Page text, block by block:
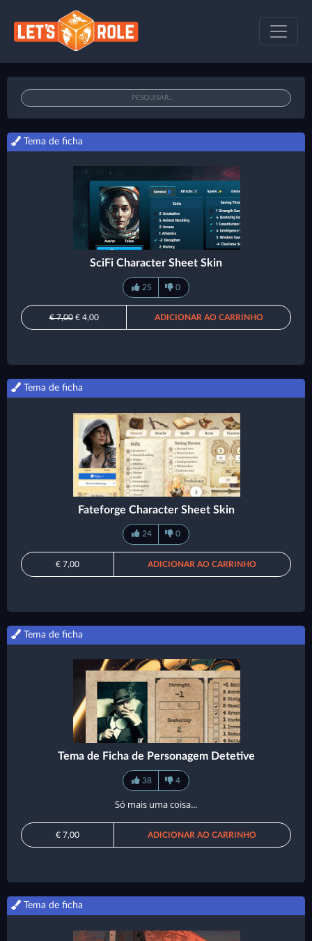
Tema de ficha
SciFi Character Sheet Skin
25 0
€ 7,00€ 4,00 ADICIONAR AO CARRINHO
Tema de ficha
Fateforge Character Sheet Skin
24 0
€ 7,00 ADICIONAR AO CARRINHO
Tema de ficha
Tema de Ficha de Personagem Detetive
38 4
Só mais uma coisa...
€ 7,00 ADICIONAR AO CARRINHO
Tema de ficha